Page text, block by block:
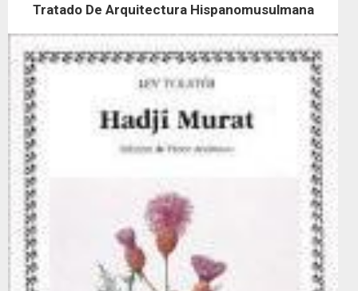
Tratado De Arquitectura Hispanomusulmana